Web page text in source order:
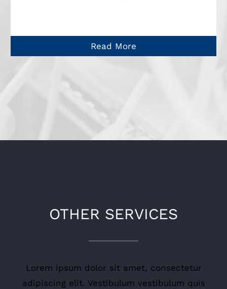
Read More
OTHER SERVICES
Lorem ipsum dolor sit amet, consectetur
adipiscing elit. Vestibulum vestibulum quis